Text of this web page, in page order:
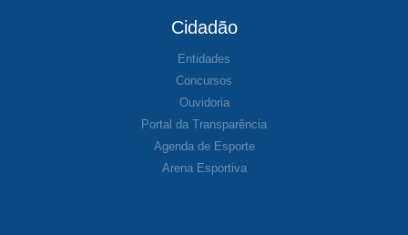
Cidadão
Entidades
Concursos
Ouvidoria
Portal da Transparência
Agenda de Esporte
Arena Esportiva